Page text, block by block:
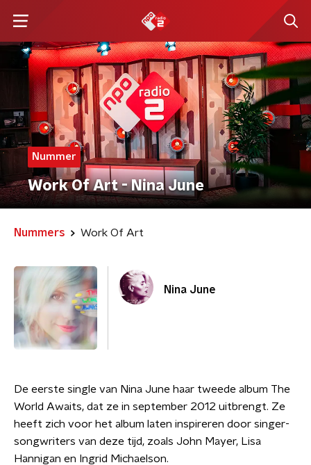
Nummer
Work Of Art - Nina June
Nummers Work Of Art
Nina June
De eerste single van Nina June haar tweede album The
World Awaits, dat ze in september 2012 uitbrengt. Ze
heeft zich voor het album laten inspireren door singer-
songwriters van deze tijd, zoals John Mayer, Lisa
Hannigan en Ingrid Michaelson.